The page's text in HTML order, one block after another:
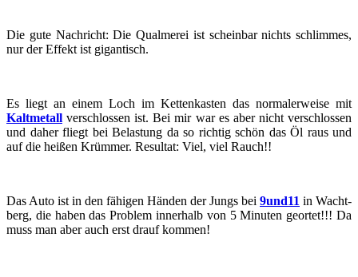
Die gute Nach­richt: Die Qual­me­rei ist schein­bar nichts schlim­mes,
nur der Ef­fekt ist gi­gan­tisch.
Es liegt an einem Loch im Ket­ten­kas­ten das nor­ma­ler­wei­se mit
Kalt­me­tall ver­schlos­sen ist. Bei mir war es aber nicht ver­schlos­sen
und daher fliegt bei Be­las­tung da so rich­tig schön das Öl raus und
auf die hei­ßen Krüm­mer. Re­sul­tat: Viel, viel Rauch!!
Das Auto ist in den fä­hi­gen Hän­den der Jungs bei 9und11 in Wacht­
berg, die haben das Pro­blem in­ner­halb von 5 Mi­nu­ten ge­or­tet!!! Da
muss man aber auch erst drauf kom­men!